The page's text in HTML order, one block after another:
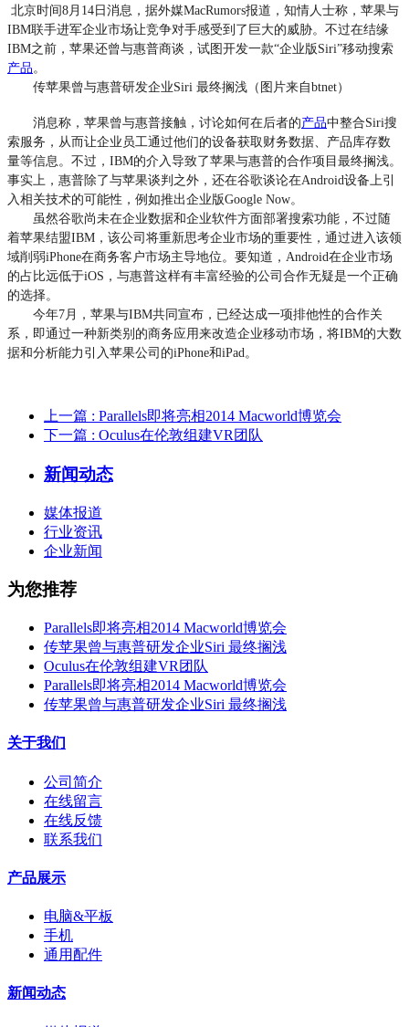
北京时间8月14日消息，据外媒MacRumors报道，知情人士称，苹果与
IBM联手进军企业市场让竞争对手感受到了巨大的威胁。不过在结缘
IBM之前，苹果还曾与惠普商谈，试图开发一款“企业版Siri”移动搜索
产品。
传苹果曾与惠普研发企业Siri 最终搁浅（图片来自btnet）
消息称，苹果曾与惠普接触，讨论如何在后者的产品中整合Siri搜
索服务，从而让企业员工通过他们的设备获取财务数据、产品库存数
量等信息。不过，IBM的介入导致了苹果与惠普的合作项目最终搁浅。
事实上，惠普除了与苹果谈判之外，还在谷歌谈论在Android设备上引
入相关技术的可能性，例如推出企业版Google Now。
虽然谷歌尚未在企业数据和企业软件方面部署搜索功能，不过随
着苹果结盟IBM，该公司将重新思考企业市场的重要性，通过进入该领
域削弱iPhone在商务客户市场主导地位。要知道，Android在企业市场
的占比远低于iOS，与惠普这样有丰富经验的公司合作无疑是一个正确
的选择。
今年7月，苹果与IBM共同宣布，已经达成一项排他性的合作关
系，即通过一种新类别的商务应用来改造企业移动市场，将IBM的大数
据和分析能力引入苹果公司的iPhone和iPad。
上一篇 : Parallels即将亮相2014 Macworld博览会
下一篇 : Oculus在伦敦组建VR团队
新闻动态
媒体报道
行业资讯
企业新闻
为您推荐
Parallels即将亮相2014 Macworld博览会
传苹果曾与惠普研发企业Siri 最终搁浅
Oculus在伦敦组建VR团队
Parallels即将亮相2014 Macworld博览会
传苹果曾与惠普研发企业Siri 最终搁浅
关于我们
公司简介
在线留言
在线反馈
联系我们
产品展示
电脑&平板
手机
通用配件
新闻动态